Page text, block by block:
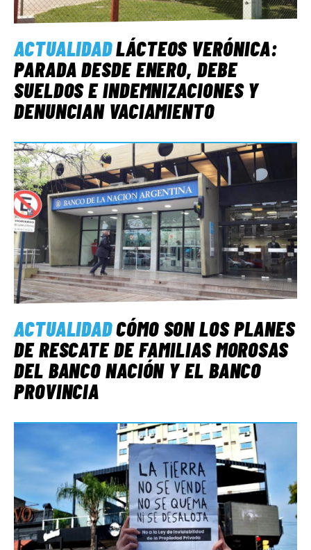
ACTUALIDADLÁCTEOS VERÓNICA:
PARADA DESDE ENERO, DEBE
SUELDOS E INDEMNIZACIONES Y
DENUNCIAN VACIAMIENTO
ACTUALIDADCÓMO SON LOS PLANES
DE RESCATE DE FAMILIAS MOROSAS
DEL BANCO NACIÓN Y EL BANCO
PROVINCIA